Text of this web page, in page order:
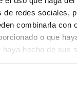
de redes sociales,
combinarla con
o que
hecho de sus